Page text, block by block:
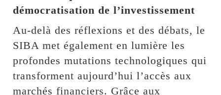
démocratisation de l’investissement
Au-delà des réflexions et des débats, le
SIBA met également en lumière les
profondes mutations technologiques qui
transforment aujourd’hui l’accès aux
marchés financiers. Grâce aux